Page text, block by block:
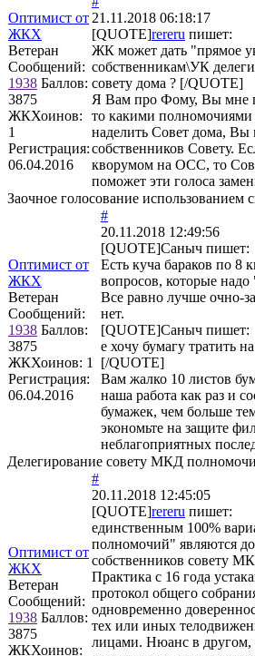
Оптимист от
ЖКХ
Ветеран
Сообщений:
1938 Баллов:
3875
ЖКХоинов:
1
Регистрация:
06.04.2016
21.11.2018 06:18:17
[QUOTE]rereru пишет:
ЖК может дать "прямое
собственникам\УК
совету дома ? [/QUOTE]
Я Вам про Фому, Вы мне
то какими
наделить Совет дома, Вы
собственников Совету.
кворумом на ОСС, то
поможет эти голоса
Заочное голосование использованием
Оптимист от
ЖКХ
Ветеран
Сообщений:
1938 Баллов:
3875
ЖКХоинов: 1
Регистрация:
06.04.2016
#
20.11.2018 12:49:56
[QUOTE]Саныч пишет:
Есть куча бараков по 8
вопросов, которые
Все равно лучше очно-
нет.
[QUOTE]Саныч пишет:
е хочу бумагу тратить
[/QUOTE]
Вам жалко 10 листов
наша работа как раз и
бумажек, чем больше
экономьте на защите
неблагоприятных
Делегирование совету МКД
Оптимист от
ЖКХ
Ветеран
Сообщений:
1938 Баллов:
3875
ЖКХоинов:
#
20.11.2018 12:45:05
[QUOTE]rereru пишет:
единственным 100%
полномочий" являются
собственников совету
Практика с 16 года
протокол общего
одновременно
тех или иных
лицами. Нюанс в другом,